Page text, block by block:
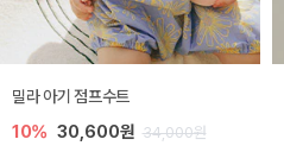
밀라 아기 점프수트
10% 30,600원 34,000원